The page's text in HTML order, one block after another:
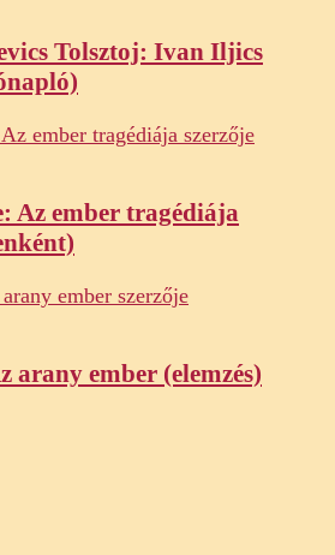
Tolsztoj: Ivan Iljics
Az ember tragédiája
arany ember (elemzés)